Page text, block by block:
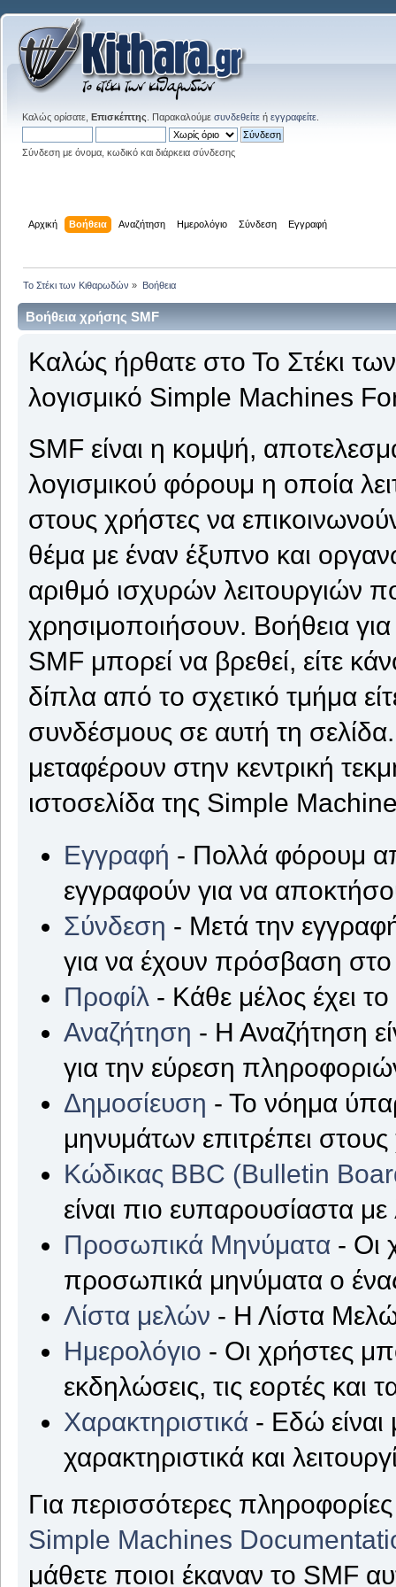
Καλώς ορίσατε, Επισκέπτης . Παρακαλούμε συνδεθείτε ή εγγραφείτε
Σύνδεση με όνομα, κωδικό και διάρκεια σύνδεσης
Αρχική Βοήθεια Αναζήτηση Ημερολόγιο Σύνδεση Εγγραφή
Το Στέκι των Κιθαρωδών » Βοήθεια
Βοήθεια χρήσης SMF
Καλώς ήρθατε στο Το Στέκι
λογισμικό Simple Machines
SMF είναι η κομψή,
λογισμικού φόρουμ η οποία
στους χρήστες να
θέμα με έναν έξυπνο και
αριθμό ισχυρών λειτουργιών
χρησιμοποιήσουν. Βοήθεια
SMF μπορεί να βρεθεί, είτε
δίπλα από το σχετικό τμήμα
συνδέσμους σε αυτή τη
μεταφέρουν στην κεντρική
ιστοσελίδα της Simple
Εγγραφή - Πολλά φόρουμ
εγγραφούν για να
Σύνδεση - Μετά την
για να έχουν πρόσβαση
Προφίλ - Κάθε μέλος έχει
Αναζήτηση - Η Αναζήτηση
για την εύρεση
Δημοσίευση - Το νόημα
μηνυμάτων επιτρέπει
Κώδικας BBC (Bulletin
είναι πιο ευπαρουσίαστα
Προσωπικά Μηνύματα - Οι
προσωπικά μηνύματα ο
Λίστα μελών - Η Λίστα
Ημερολόγιο - Οι χρήστες
εκδηλώσεις, τις εορτές και
Χαρακτηριστικά - Εδώ είναι
χαρακτηριστικά και
Για περισσότερες
Simple Machines
μάθετε ποιοι έκαναν το SMF